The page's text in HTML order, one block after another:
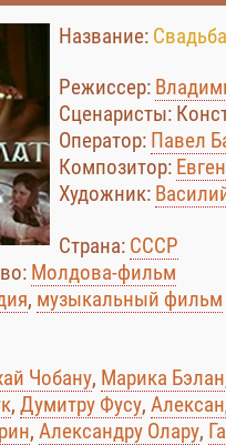
Название:
Режиссер:
Сценаристы:
Оператор: Павел
Композитор:
Художник:
Страна: СССР
Молдова-фильм
, музыкальный фильм
Чобану, Марика Бэлан
, Думитру Фусу,
, Александру Олару,